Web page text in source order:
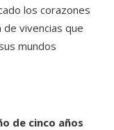
los corazones
vivencias que
mundos
de cinco años